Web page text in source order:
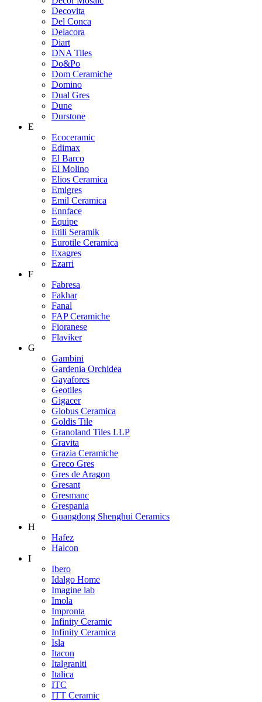
Decovita
Del Conca
Delacora
Diart
DNA Tiles
Do&Po
Dom Ceramiche
Domino
Dual Gres
Dune
Durstone
E
Ecoceramic
Edimax
El Barco
El Molino
Elios Ceramica
Emigres
Emil Ceramica
Ennface
Equipe
Etili Seramik
Eurotile Ceramica
Exagres
Ezarri
F
Fabresa
Fakhar
Fanal
FAP Ceramiche
Fioranese
Flaviker
G
Gambini
Gardenia Orchidea
Gayafores
Geotiles
Gigacer
Globus Ceramica
Goldis Tile
Granoland Tiles LLP
Gravita
Grazia Ceramiche
Greco Gres
Gres de Aragon
Gresant
Gresmanc
Grespania
Guangdong Shenghui Ceramics
H
Hafez
Halcon
I
Ibero
Idalgo Home
Imagine lab
Imola
Impronta
Infinity Ceramic
Infinity Ceramica
Isla
Itacon
Italgraniti
Italica
ITC
ITT Ceramic